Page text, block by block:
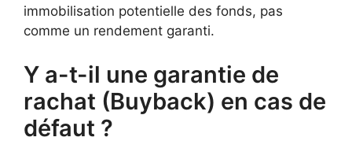
immobilisation potentielle des fonds, pas
comme un rendement garanti.
Y a-t-il une garantie de
rachat (Buyback) en cas de
défaut ?